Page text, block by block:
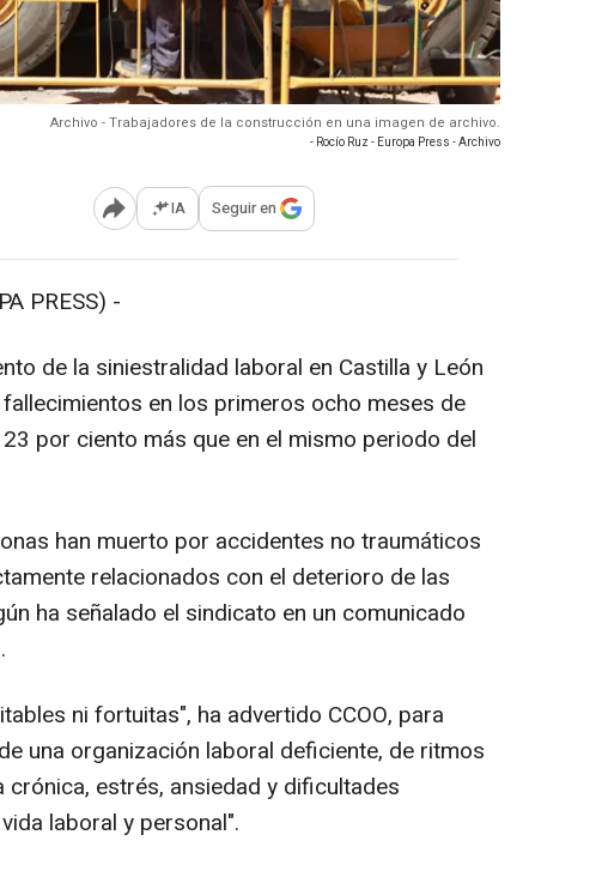
Archivo - Trabajadores de la construcción en una imagen de archivo.
- Rocío Ruz - Europa Press - Archivo
Abrir opciones para compartir
IA Seguir en
PRESS) -
de la siniestralidad laboral en Castilla y León
en los primeros ocho meses de
por ciento más que en el mismo periodo del
han muerto por accidentes no traumáticos
relacionados con el deterioro de las
ha señalado el sindicato en un comunicado
ni fortuitas", ha advertido CCOO, para
una organización laboral deficiente, de ritmos
estrés, ansiedad y dificultades
laboral y personal".